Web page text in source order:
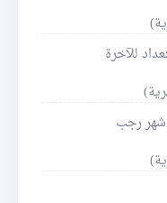
للآخرة
شهر رجب